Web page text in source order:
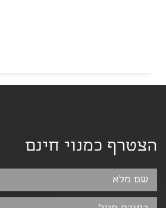
הצטרף כמנוי חינם